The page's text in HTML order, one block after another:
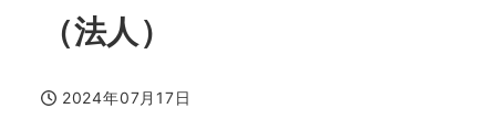
（法人）
投稿日
2024年07月17日